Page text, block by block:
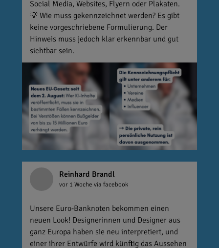
Social Media, Websites, Flyern oder Plakaten.
💡 Wie muss gekennzeichnet werden? Es gibt
keine vorgeschriebene Formulierung. Der
Hinweis muss jedoch klar erkennbar und gut
sichtbar sein.
Reinhard Brandl
vor 1 Woche via facebook
Unsere Euro-Banknoten bekommen einen
neuen Look! Designerinnen und Designer aus
ganz Europa haben sie neu interpretiert, und
einer ihrer Entwürfe wird künftig das Aussehen